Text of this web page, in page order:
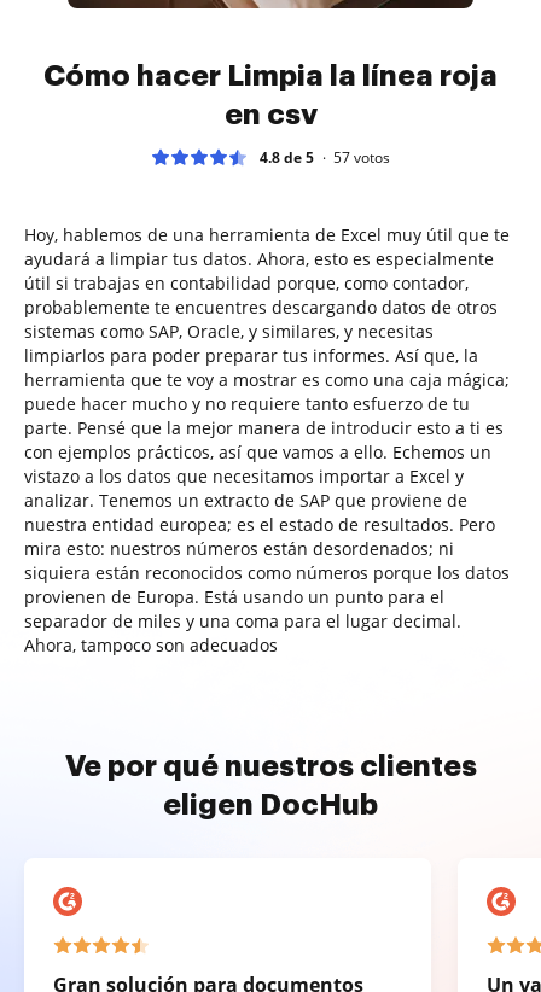
Cómo hacer Limpia la línea roja
en csv
4.8 de 5 57votos
Hoy, hablemos de una herramienta de Excel muy útil que te
ayudará a limpiar tus datos. Ahora, esto es especialmente
útil si trabajas en contabilidad porque, como contador,
probablemente te encuentres descargando datos de otros
sistemas como SAP, Oracle, y similares, y necesitas
limpiarlos para poder preparar tus informes. Así que, la
herramienta que te voy a mostrar es como una caja mágica;
puede hacer mucho y no requiere tanto esfuerzo de tu
parte. Pensé que la mejor manera de introducir esto a ti es
con ejemplos prácticos, así que vamos a ello. Echemos un
vistazo a los datos que necesitamos importar a Excel y
analizar. Tenemos un extracto de SAP que proviene de
nuestra entidad europea; es el estado de resultados. Pero
mira esto: nuestros números están desordenados; ni
siquiera están reconocidos como números porque los datos
provienen de Europa. Está usando un punto para el
separador de miles y una coma para el lugar decimal.
Ahora, tampoco son adecuados
Ve por qué nuestros clientes
eligen DocHub
Gran solución para documentos
Un